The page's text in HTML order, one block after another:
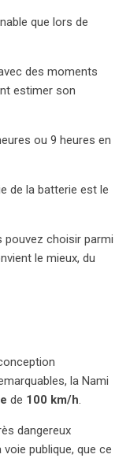
que lors de
des moments
estimer son
ou 9 heures en
de la batterie est le
pouvez choisir parmi
le mieux, du
la Nami
de 100 km/h.
dangereux
publique, que ce